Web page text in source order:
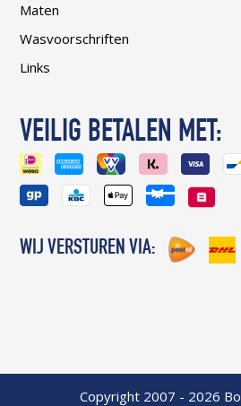
Maten
Wasvoorschriften
Links
VEILIG BETALEN MET:
WIJ VERSTUREN VIA:
Copyright 2007 - 2026